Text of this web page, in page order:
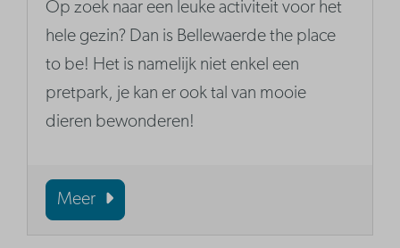
Op zoek naar een leuke activiteit voor het
hele gezin? Dan is Bellewaerde the place
to be! Het is namelijk niet enkel een
pretpark, je kan er ook tal van mooie
dieren bewonderen!
Meer